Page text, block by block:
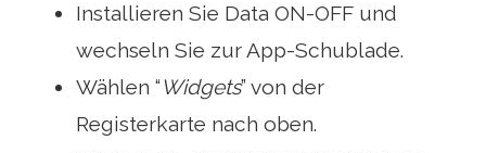
Installieren Sie Data ON-OFF und
wechseln Sie zur App-Schublade.
Wählen “Widgets” von der
Registerkarte nach oben.